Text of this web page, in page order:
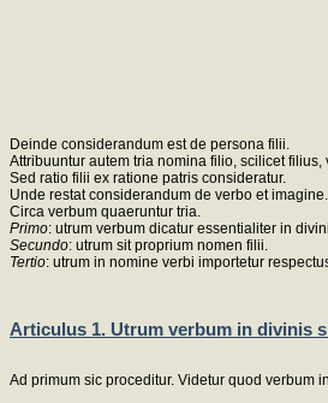
Deinde considerandum est de persona filii.
Attribuuntur autem tria nomina filio, scilicet filius,
Sed ratio filii ex ratione patris consideratur.
Unde restat considerandum de verbo et imagine.
Circa verbum quaeruntur tria.
Primo: utrum verbum dicatur essentialiter in
Secundo: utrum sit proprium nomen filii.
Tertio: utrum in nomine verbi importetur
Articulus 1. Utrum verbum in divinis
Ad primum sic proceditur. Videtur quod verbum